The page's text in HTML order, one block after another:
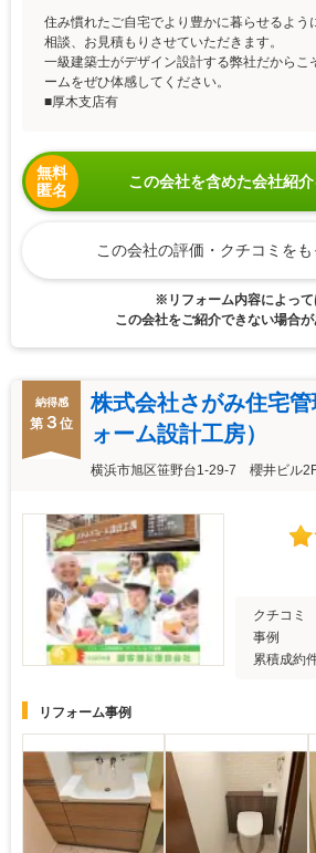
住み慣れたご自宅でより豊かに暮らせるよう
相談、お見積もりさせていただきます。
一級建築士がデザイン設計する弊社だからこ
ームをぜひ体感してください。
■厚木支店有
無料
匿名
この会社を含めた会社紹
この会社の評価・クチコミをも
※リフォーム内容によって
この会社をご紹介できない場合が
納得感
第 ３ 位
株式会社さがみ住宅
ォーム設計工房）
横浜市旭区笹野台1-29-7 櫻井ビル
クチコミ
事例
累積成約
リフォーム事例